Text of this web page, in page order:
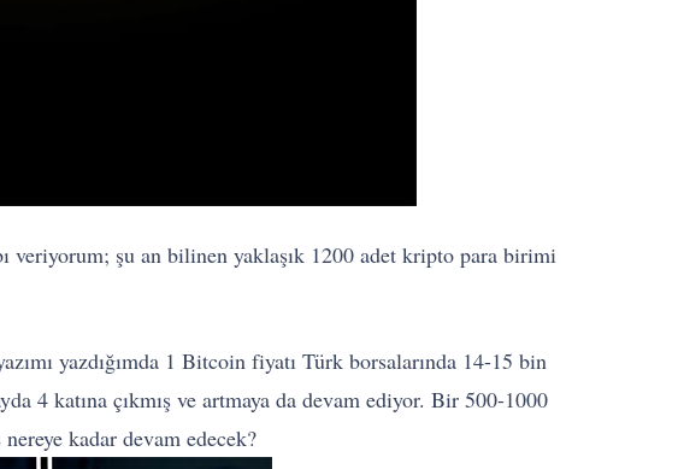
veriyorum; şu an bilinen yaklaşık 1200 adet kripto para birimi
yazdığımda 1 Bitcoin fiyatı Türk borsalarında 14-15 bin
4 katına çıkmış ve artmaya da devam ediyor. Bir 500-1000
kadar devam edecek?